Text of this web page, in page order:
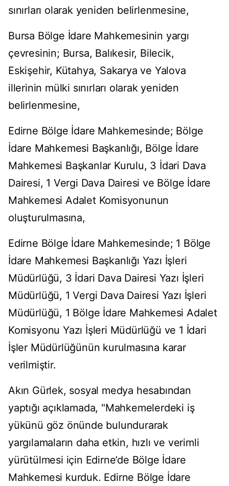
sınırları olarak yeniden belirlenmesine,
Bursa Bölge İdare Mahkemesinin yargı
çevresinin; Bursa, Balıkesir, Bilecik,
Eskişehir, Kütahya, Sakarya ve Yalova
illerinin mülki sınırları olarak yeniden
belirlenmesine,
Edirne Bölge İdare Mahkemesinde; Bölge
İdare Mahkemesi Başkanlığı, Bölge İdare
Mahkemesi Başkanlar Kurulu, 3 İdari Dava
Dairesi, 1 Vergi Dava Dairesi ve Bölge İdare
Mahkemesi Adalet Komisyonunun
oluşturulmasına,
Edirne Bölge İdare Mahkemesinde; 1 Bölge
İdare Mahkemesi Başkanlığı Yazı İşleri
Müdürlüğü, 3 İdari Dava Dairesi Yazı İşleri
Müdürlüğü, 1 Vergi Dava Dairesi Yazı İşleri
Müdürlüğü, 1 Bölge İdare Mahkemesi Adalet
Komisyonu Yazı İşleri Müdürlüğü ve 1 İdari
İşler Müdürlüğünün kurulmasına karar
verilmiştir.
Akın Gürlek, sosyal medya hesabından
yaptığı açıklamada, "Mahkemelerdeki iş
yükünü göz önünde bulundurarak
yargılamaların daha etkin, hızlı ve verimli
yürütülmesi için Edirne’de Bölge İdare
Mahkemesi kurduk. Edirne Bölge İdare